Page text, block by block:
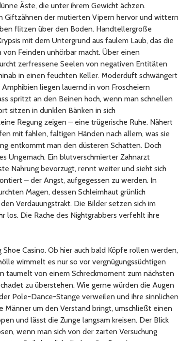
Äste, die unter ihrem Gewicht ächzen.
Giftzähnen der mutierten Vipern hervor und wittern
flitzen über den Boden. Handtellergroße
mit dem Untergrund aus faulem Laub, das die
Feinden unhörbar macht. Über einen
zerfressene Seelen von negativen Entitäten
in einen feuchten Keller. Moderduft schwängert
liegen lauernd in von Froscheiern
spritzt an den Beinen hoch, wenn man schnellen
sitzen in dunklen Bänken in sich
Regung zeigen – eine trügerische Ruhe. Nähert
mit fahlen, faltigen Händen nach allem, was sie
entkommt man den düsteren Schatten. Doch
Ungemach. Ein blutverschmierter Zahnarzt
Nahrung bevorzugt, rennt weiter und sieht sich
– der Angst, aufgegessen zu werden. In
Magen, dessen Schleimhaut grünlich
Verdauungstrakt. Die Bilder setzen sich im
los. Die Rache des Nightgrabbers verfehlt ihre
Casino. Ob hier auch bald Köpfe rollen werden,
wimmelt es nur so vor vergnügungssüchtigen
taumelt von einem Schreckmoment zum nächsten
zu überstehen. Wie gerne würden die Augen
Pole-Dance-Stange verweilen und ihre sinnlichen
Männer um den Verstand bringt, umschließt einen
und lässt die Zunge langsam kreisen. Der Blick
wenn man sich von der zarten Versuchung